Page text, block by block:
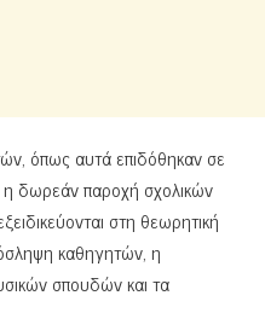
όπως αυτά επιδόθηκαν σε
η δωρεάν παροχή σχολικών
στη θεωρητική
καθηγητών, η
σπουδών και τα